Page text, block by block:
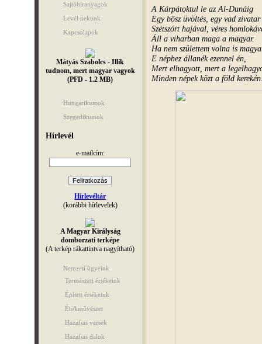
Sajtóhíranyagok
Levél nekünk
Kapcsolapok
Mátyás Szabolcs - Illik
tudnom, mert magyar vagyok
(PFD - 1.2 MB)
Hungarikumok
Szegedikumok
Hírlevél
e-mailcím:
Hírlevéltár
(korábbi hírlevelek)
A Magyar Királyság
domborzati terképe
(A terkép rákattintva nagyítható)
Nemzeti ügyeink
Természeti értékeink
Épített értékeink
Étökművészet
Hazafias versek
Hazafias dalok
A Kárpátoktul le az Al-Dunáig
Egy bősz üvöltés, egy vad
Szétszórt hajával, véres
Áll a viharban maga a magyar.
Ha nem születtem volna is
E néphez állanék ezennel én,
Mert elhagyott, mert a
Minden népek közt a föld